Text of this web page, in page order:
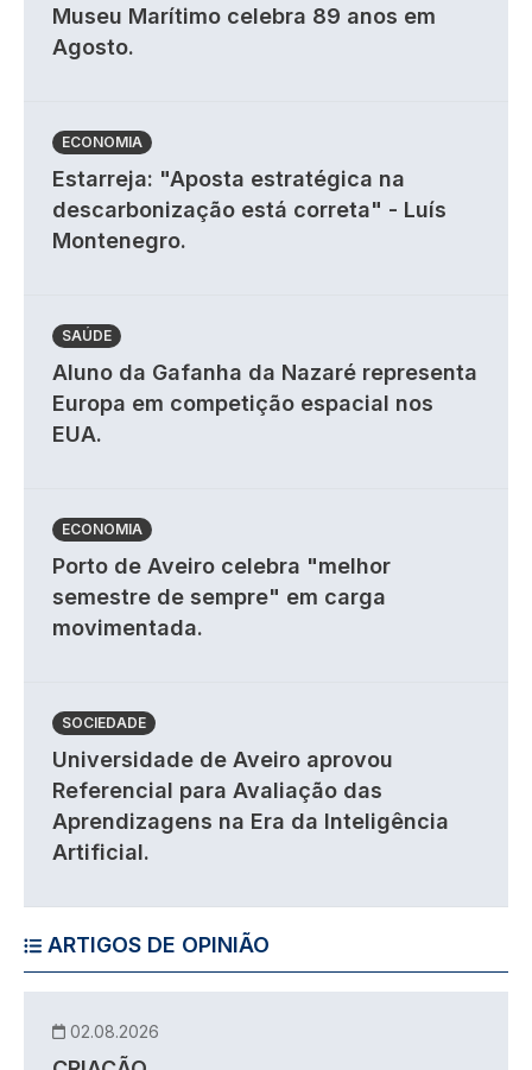
Museu Marítimo celebra 89 anos em
Agosto.
ECONOMIA
Estarreja: "Aposta estratégica na
descarbonização está correta" - Luís
Montenegro.
SAÚDE
Aluno da Gafanha da Nazaré representa
Europa em competição espacial nos
EUA.
ECONOMIA
Porto de Aveiro celebra "melhor
semestre de sempre" em carga
movimentada.
SOCIEDADE
Universidade de Aveiro aprovou
Referencial para Avaliação das
Aprendizagens na Era da Inteligência
Artificial.
ARTIGOS DE OPINIÃO
02.08.2026